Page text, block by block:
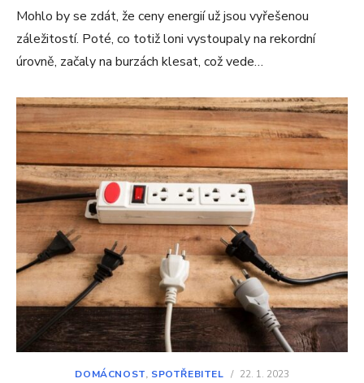
Mohlo by se zdát, že ceny energií už jsou vyřešenou
záležitostí. Poté, co totiž loni vystoupaly na rekordní
úrovně, začaly na burzách klesat, což vede…
DOMÁCNOST, SPOTŘEBITEL / 22. 1. 2023